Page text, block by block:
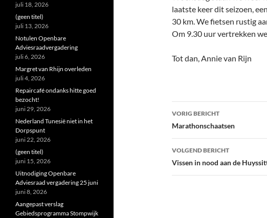
laatste keer dit seizoen,
30 km. We fietsen rustig
Om 9.30 uur vertrekken
Tot dan, Annie van Rijn
Bericht
navigatie
VORIG BERICHT
Marathonschaatsen
VOLGEND BERICHT
Vissen in nood aan de
juli 18, 2026
(geen titel)
juli 13, 2026
Notulen Openbare
Adviesraadvergadering
juli 6, 2026
Margret van Rhijn overleden
juli 4, 2026
Repaircafé ondanks hitte goed
bezocht!
juni 29, 2026
Nederland Tunesië niet in het
Dorpspunt
juni 22, 2026
(geen titel)
juni 15, 2026
Uitnodiging Openbare
Adviesraad vergadering 25 juni
juni 8, 2026
Aangepast verslag
Gebiedsprogramma Stompwijk